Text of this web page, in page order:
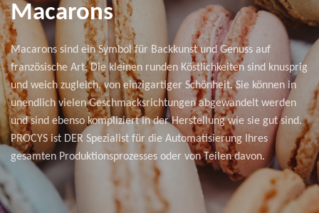
Macarons
Macarons sind ein Symbol für Backkunst und Genuss auf
französische Art. Die kleinen runden Köstlichkeiten sind knusprig
und weich zugleich, von einzigartiger Schönheit. Sie können in
unendlich vielen Geschmacksrichtungen abgewandelt werden
und sind ebenso kompliziert in der Herstellung wie sie gut sind.
PROCYS ist DER Spezialist für die Automatisierung Ihres
gesamten Produktionsprozesses oder von Teilen davon.